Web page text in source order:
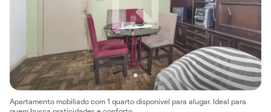
Apartamento mobiliado com 1 quarto disponível para alugar. Ideal para